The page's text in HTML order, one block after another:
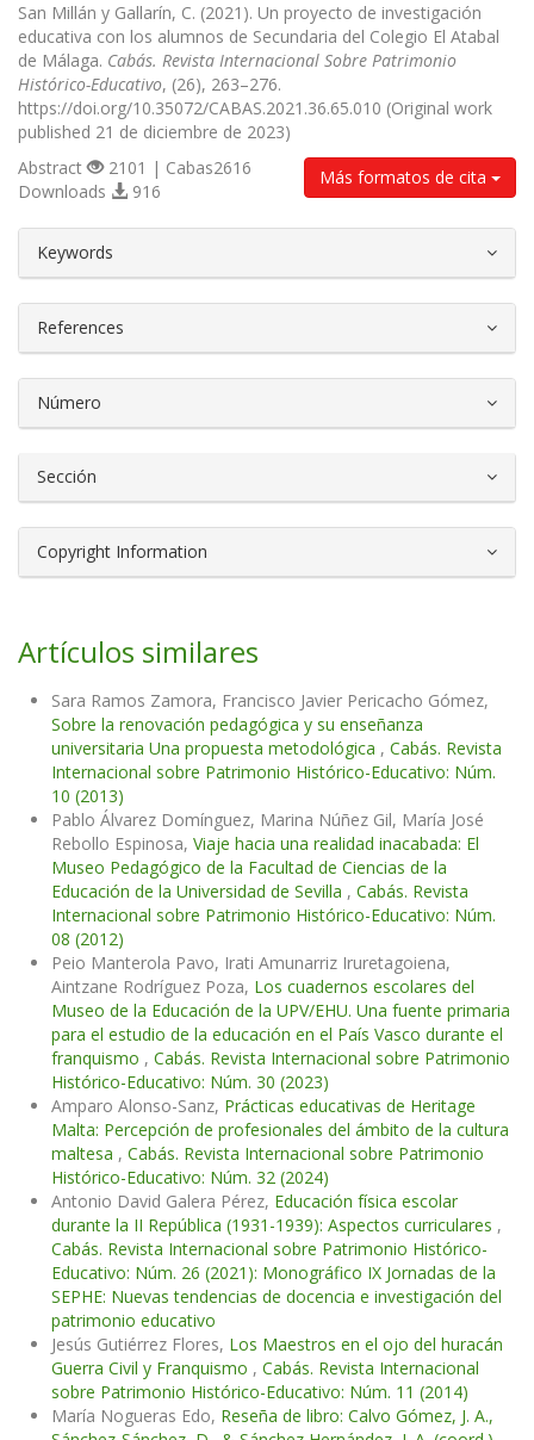
San Millán y Gallarín, C. (2021). Un proyecto de investigación
educativa con los alumnos de Secundaria del Colegio El Atabal
de Málaga. Cabás. Revista Internacional Sobre Patrimonio
Histórico-Educativo, (26), 263–276.
https://doi.org/10.35072/CABAS.2021.36.65.010 (Original work
published 21 de diciembre de 2023)
Más formatos de cita
Abstract
2101 | Cabas2616
Downloads
916
Keywords
References
Número
Sección
Copyright Information
Artículos similares
Sara Ramos Zamora, Francisco Javier Pericacho Gómez,
Sobre la renovación pedagógica y su enseñanza
universitaria Una propuesta metodológica , Cabás. Revista
Internacional sobre Patrimonio Histórico-Educativo: Núm.
10 (2013)
Pablo Álvarez Domínguez, Marina Núñez Gil, María José
Rebollo Espinosa, Viaje hacia una realidad inacabada: El
Museo Pedagógico de la Facultad de Ciencias de la
Educación de la Universidad de Sevilla , Cabás. Revista
Internacional sobre Patrimonio Histórico-Educativo: Núm.
08 (2012)
Peio Manterola Pavo, Irati Amunarriz Iruretagoiena,
Aintzane Rodríguez Poza, Los cuadernos escolares del
Museo de la Educación de la UPV/EHU. Una fuente primaria
para el estudio de la educación en el País Vasco durante el
franquismo , Cabás. Revista Internacional sobre Patrimonio
Histórico-Educativo: Núm. 30 (2023)
Amparo Alonso-Sanz, Prácticas educativas de Heritage
Malta: Percepción de profesionales del ámbito de la cultura
maltesa , Cabás. Revista Internacional sobre Patrimonio
Histórico-Educativo: Núm. 32 (2024)
Antonio David Galera Pérez, Educación física escolar
durante la II República (1931-1939): Aspectos curriculares ,
Cabás. Revista Internacional sobre Patrimonio Histórico-
Educativo: Núm. 26 (2021): Monográfico IX Jornadas de la
SEPHE: Nuevas tendencias de docencia e investigación del
patrimonio educativo
Jesús Gutiérrez Flores, Los Maestros en el ojo del huracán
Guerra Civil y Franquismo , Cabás. Revista Internacional
sobre Patrimonio Histórico-Educativo: Núm. 11 (2014)
María Nogueras Edo, Reseña de libro: Calvo Gómez, J. A.,